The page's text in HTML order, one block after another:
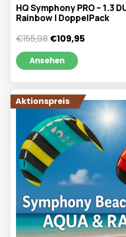
HQ Symphony PRO – 1.3
Rainbow | DoppelPack
€155,98 Ursprünglicher
Preis
war:
€155,98
€109,95Aktueller
Ansehen
Aktionspreis